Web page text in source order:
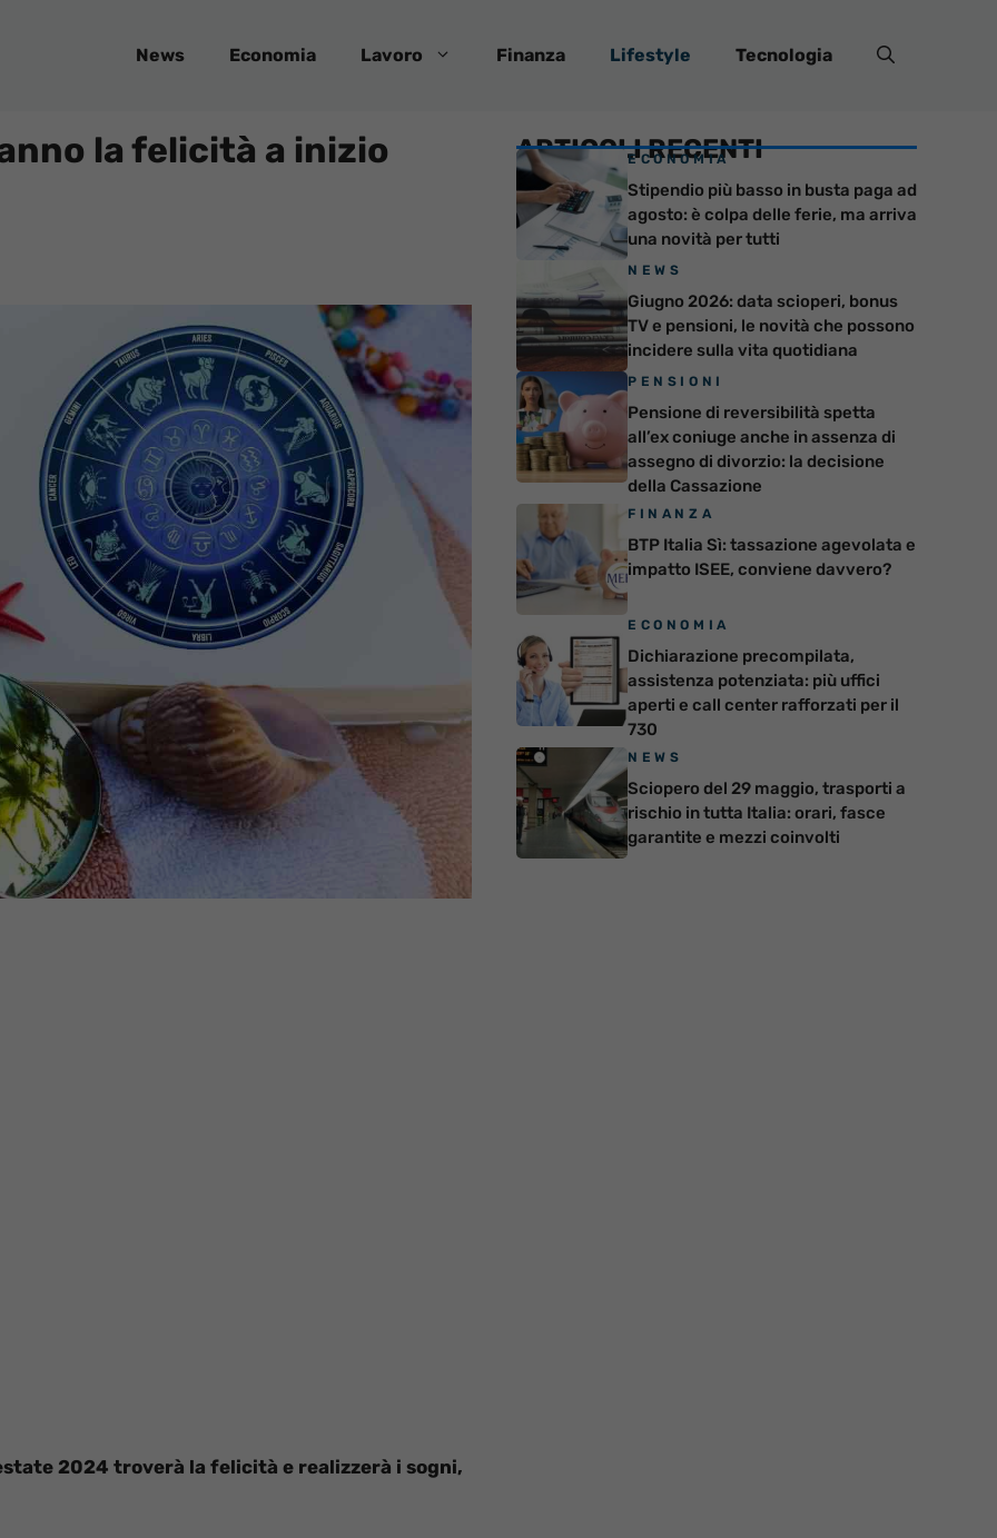
News Economia Lavoro Finanza Lifestyle Tecnologia
la felicità a inizio
2024 troverà la felicità e realizzerà i sogni,
ARTICOLI RECENTI
ECONOMIA
Stipendio più basso in busta paga ad
agosto: è colpa delle ferie, ma arriva
una novità per tutti
NEWS
Giugno 2026: data scioperi, bonus
TV e pensioni, le novità che possono
incidere sulla vita quotidiana
PENSIONI
Pensione di reversibilità spetta
all’ex coniuge anche in assenza di
assegno di divorzio: la decisione
della Cassazione
FINANZA
BTP Italia Sì: tassazione agevolata e
impatto ISEE, conviene davvero?
ECONOMIA
Dichiarazione precompilata,
assistenza potenziata: più uffici
aperti e call center rafforzati per il
730
NEWS
Sciopero del 29 maggio, trasporti a
rischio in tutta Italia: orari, fasce
garantite e mezzi coinvolti